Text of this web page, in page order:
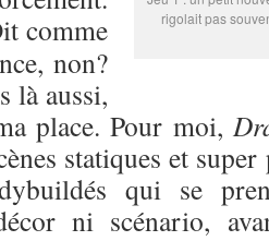
rigolait pas
comme
non?
là aussi,
place. Pour moi,
statiques et
qui se
ni scénario,